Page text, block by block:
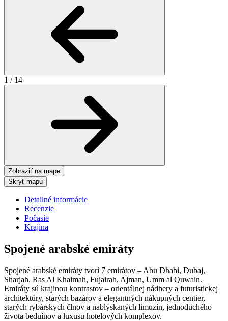
1 / 14
Zobraziť na mape
Skryť mapu
Detailné informácie
Recenzie
Počasie
Krajina
Spojené arabské emiráty
Spojené arabské emiráty tvorí 7 emirátov – Abu Dhabi, Dubaj,
Sharjah, Ras Al Khaimah, Fujairah, Ajman, Umm al Quwain.
Emiráty sú krajinou kontrastov – orientálnej nádhery a futuristickej
architektúry, starých bazárov a elegantných nákupných centier,
starých rybárskych člnov a nablýskaných limuzín, jednoduchého
života beduínov a luxusu hotelových komplexov.